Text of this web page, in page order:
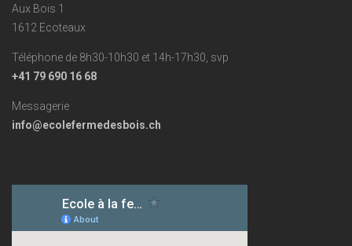
Aux Bois 1
1612 Ecoteaux
Téléphone de 8h30-10h30 et 14h-17h30, svp
+41 79 690 16 68
Messagerie
info@ecolefermedesbois.ch